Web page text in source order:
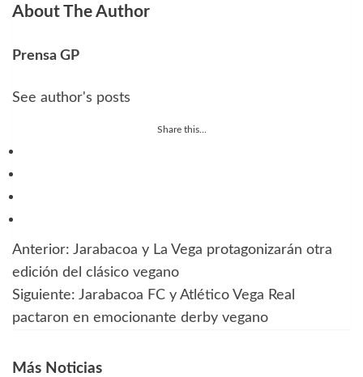
About The Author
Prensa GP
See author's posts
Share this...
Navegación
de
entradas
Anterior: Jarabacoa y La Vega protagonizarán otra
edición del clásico vegano
Siguiente: Jarabacoa FC y Atlético Vega Real
pactaron en emocionante derby vegano
Más Noticias